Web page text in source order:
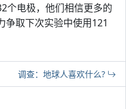
个电极，他们相信更多的
争取下次实验中使用121
调查：地球人喜欢什么?